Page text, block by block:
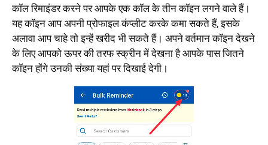
कॉल रिमाइंडर करने पर आपके एक कॉल के तीन कॉइन लगने वाले हैं।
यह कॉइन आप अपनी प्रोफाइल कंप्लीट करके कमा सकते हैं, इसके
अलावा आप चाहे तो इन्हें खरीद भी सकते हैं। अपने वर्तमान कॉइन देखने
के लिए आपको ऊपर की तरफ स्क्रीन में देखना है आपके पास जितने
कॉइन होंगे उनकी संख्या यहां पर दिखाई देगी।